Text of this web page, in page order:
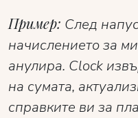
Пример: След
начислението за
анулира. Clock
на сумата,
справките ви за